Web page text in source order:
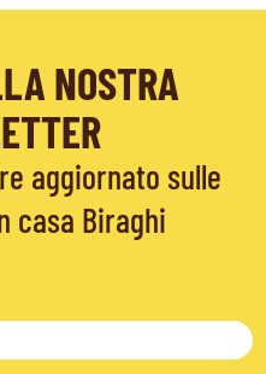
NOSTRA
aggiornato sulle
casa Biraghi